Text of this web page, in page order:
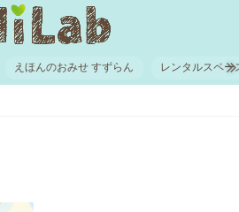
えほんのおみせ すずらん レンタルスペー